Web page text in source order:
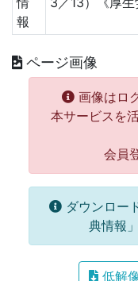
報
ページ画像
画像はロ
本サービスを
会員
ダウンロー
典情報
低解